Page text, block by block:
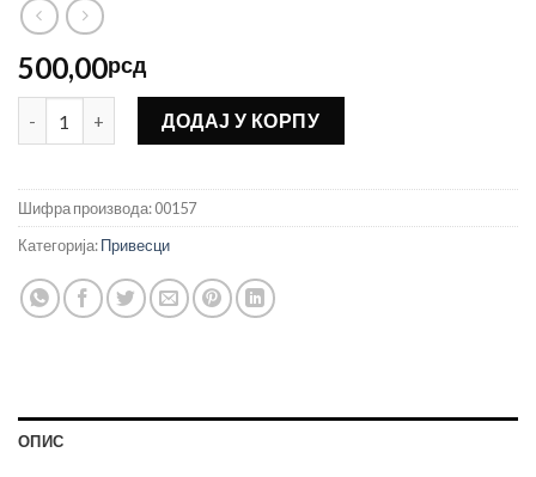
500,00рсд
Привезак Кнез Лазар количина
ДОДАЈ У КОРПУ
Шифра производа:00157
Категорија:Привесци
ОПИС